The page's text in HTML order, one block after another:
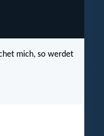
mich, so werdet